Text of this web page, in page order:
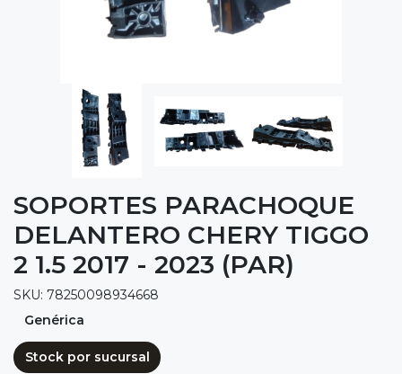
SOPORTES PARACHOQUE
DELANTERO CHERY TIGGO
2 1.5 2017 - 2023 (PAR)
SKU: 78250098934668
Genérica
Stock por sucursal